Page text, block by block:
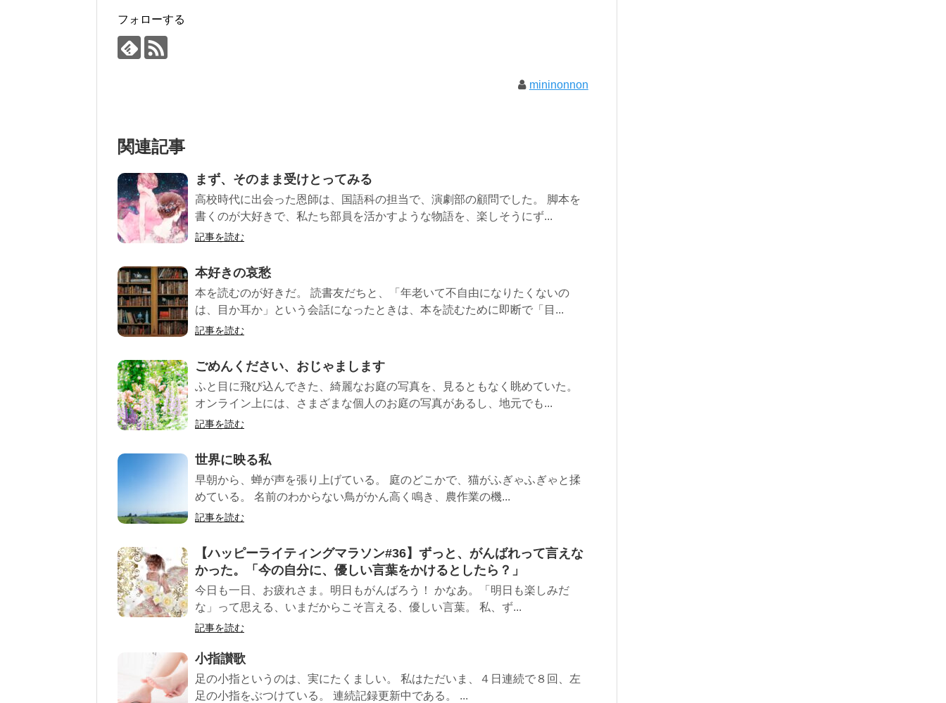
フォローする
mininonnon
関連記事
まず、そのまま受けとってみる
高校時代に出会った恩師は、国語科の担当で、演劇部の顧問でした。 脚本を
書くのが大好きで、私たち部員を活かすような物語を、楽しそうにず...
記事を読む
本好きの哀愁
本を読むのが好きだ。 読書友だちと、「年老いて不自由になりたくないの
は、目か耳か」という会話になったときは、本を読むために即断で「目...
記事を読む
ごめんください、おじゃまします
ふと目に飛び込んできた、綺麗なお庭の写真を、見るともなく眺めていた。
オンライン上には、さまざまな個人のお庭の写真があるし、地元でも...
記事を読む
世界に映る私
早朝から、蝉が声を張り上げている。 庭のどこかで、猫がふぎゃふぎゃと揉
めている。 名前のわからない鳥がかん高く鳴き、農作業の機...
記事を読む
【ハッピーライティングマラソン#36】ずっと、がんばれって言えな
かった。「今の自分に、優しい言葉をかけるとしたら？」
今日も一日、お疲れさま。明日もがんばろう！ かなあ。「明日も楽しみだ
な」って思える、いまだからこそ言える、優しい言葉。 私、ず...
記事を読む
小指讃歌
足の小指というのは、実にたくましい。 私はただいま、４日連続で８回、左
足の小指をぶつけている。 連続記録更新中である。 ...